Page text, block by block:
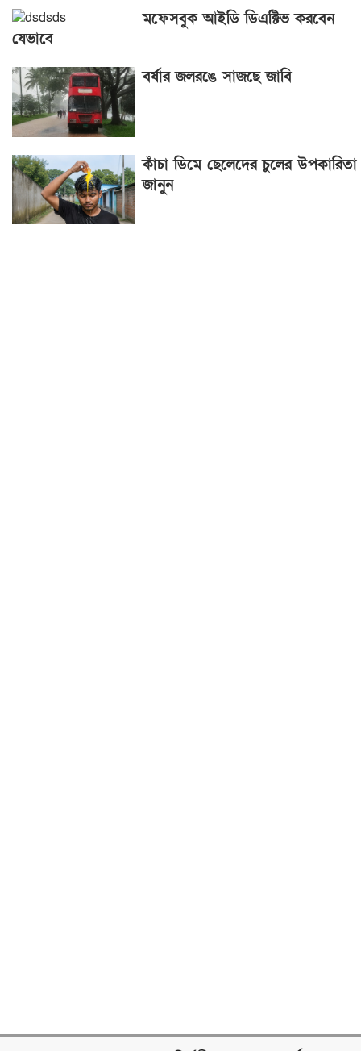
মফেসবুক আইডি ডিএক্টিভ করবেন
যেভাবে
বর্ষার জলরঙে সাজছে জাবি
কাঁচা ডিমে ছেলেদের চুলের উপকারিতা
জানুন